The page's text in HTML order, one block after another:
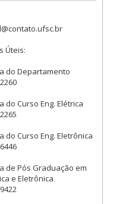
Úteis:
do Departamento
do Curso Eng. Elétrica
do Curso Eng. Eletrônica
de Pós Graduação em
e Eletrônica